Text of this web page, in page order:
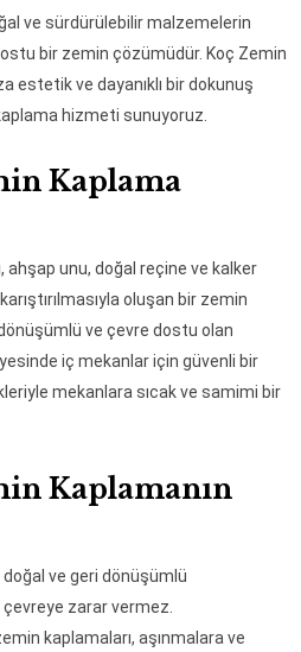
ve sürdürülebilir malzemelerin
bir zemin çözümüdür. Koç Zemin
estetik ve dayanıklı bir dokunuş
hizmeti sunuyoruz.
Kaplama
ahşap unu, doğal reçine ve kalker
oluşan bir zemin
ve çevre dostu olan
iç mekanlar için güvenli bir
mekanlara sıcak ve samimi bir
Kaplamanın
doğal ve geri dönüşümlü
zarar vermez.
kaplamaları, aşınmalara ve